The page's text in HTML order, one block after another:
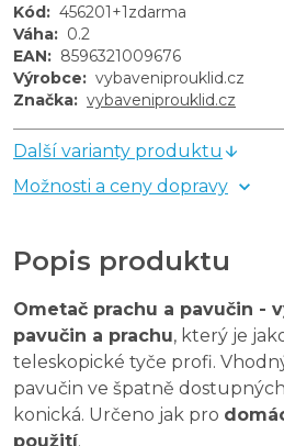
Kód: 456201+1zdarma
Váha: 0.2
EAN: 8596321009676
Výrobce: vybaveniprouklid.cz
Značka: vybaveniprouklid.cz
Další varianty produktu
Možnosti a ceny dopravy
Popis produktu
Ometač prachu a pavučin -
pavučin a prachu, který je
teleskopické tyče profi.
pavučin ve špatně
konická. Určeno jak pro
použití.